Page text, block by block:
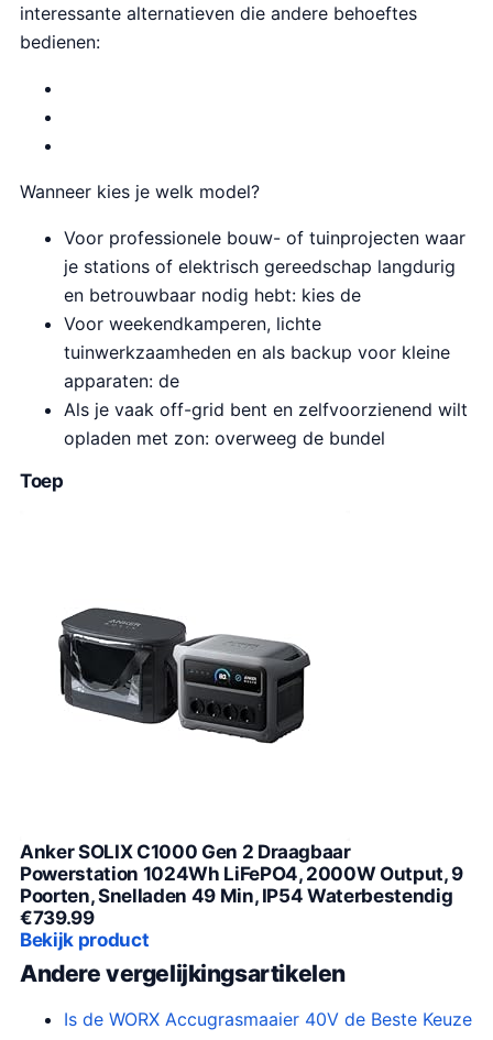
interessante alternatieven die andere behoeftes
bedienen:
Wanneer kies je welk model?
Voor professionele bouw- of tuinprojecten waar
je stations of elektrisch gereedschap langdurig
en betrouwbaar nodig hebt: kies de
Voor weekendkamperen, lichte
tuinwerkzaamheden en als backup voor kleine
apparaten: de
Als je vaak off-grid bent en zelfvoorzienend wilt
opladen met zon: overweeg de bundel
Toep
Anker SOLIX C1000 Gen 2 Draagbaar
Powerstation 1024Wh LiFePO4, 2000W Output, 9
Poorten, Snelladen 49 Min, IP54 Waterbestendig
€739.99
Bekijk product
Andere vergelijkingsartikelen
Is de WORX Accugrasmaaier 40V de Beste Keuze